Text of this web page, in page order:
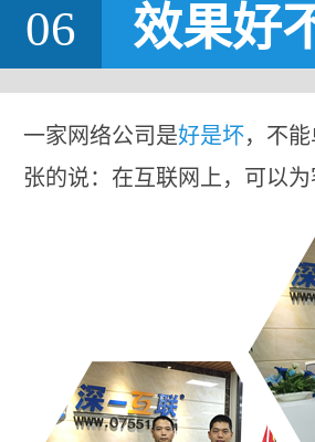
06 效果好
一家网络公司是好是坏，不
张的说：在互联网上，可以